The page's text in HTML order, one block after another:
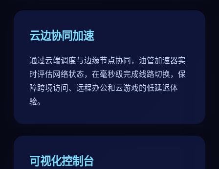
云边协同加速
通过云端调度与边缘节点协同，油管加速器实
时评估网络状态，在毫秒级完成线路切换，保
障跨境访问、远程办公和云游戏的低延迟体
验。
可视化控制台